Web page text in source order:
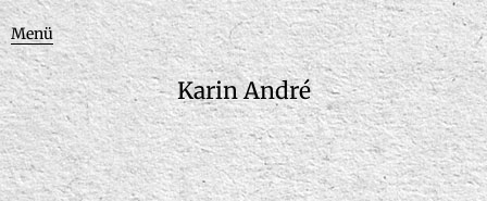
Menü
Karin André